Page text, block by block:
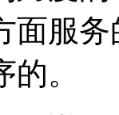
面服
。